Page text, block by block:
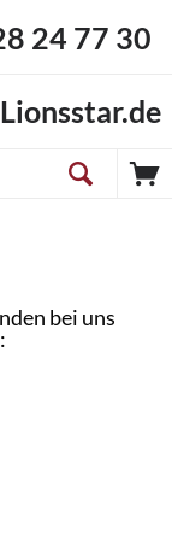
24 77 30
bei uns